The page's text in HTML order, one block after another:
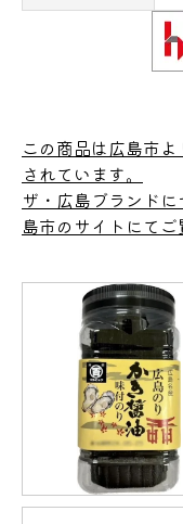
この商品は広島市
されています。
ザ・広島ブランド
島市のサイトにてご